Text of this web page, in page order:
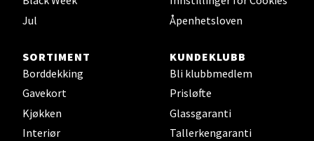
Jul
Åpenhetsloven
SORTIMENT
Borddekking
Gavekort
Kjøkken
Interiør
KUNDEKLUBB
Bli klubbmedlem
Prisløfte
Glassgaranti
Tallerkengaranti
0 i butikk
Leirvik - Stord